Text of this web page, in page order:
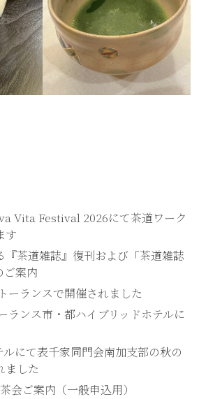
Vita Festival 2026にて茶道ワーク
す
『茶道雑誌』復刊および「茶道雑誌
ご案内
ーランスで開催されました
ランス市・都ハイブリッドホテルに
にて表千家同門会南加支部の秋の
ました
会ご案内（一般申込用）